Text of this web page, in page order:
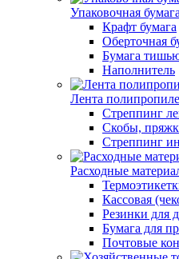
Упаковочная бумага
Крафт бумага
Оберточная
Бумага
Наполнитель
Лента
Стреппинг
Скобы,
Стреппинг
Расходные
Кассовая
Резинки для
Бумага для
Почтовые